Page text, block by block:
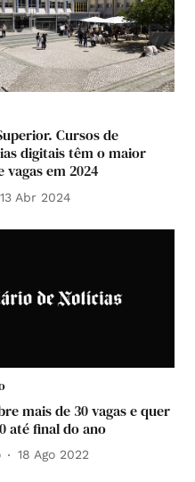
Cursos de
digitais têm o maior
vagas em 2024
13 Abr 2024
mais de 30 vagas e quer
até final do ano
18 Ago 2022